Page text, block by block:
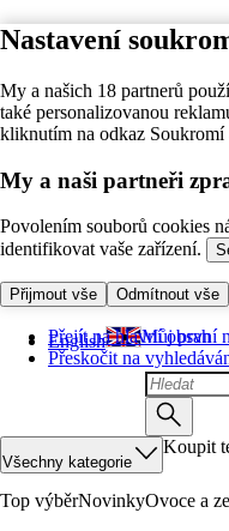
Nastavení
My a našich 18 partnerů
také personalizovanou
kliknutím na odkaz Soukromí
My a naši partneři
Povolením souborů cookies
identifikovat vaše zařízení.
Přijmout vše Odmítnout vše
Přejít na hlavní obsah
Přeskočit na
English Můj první
Všechny kategorie
Koupit
Top výběrNovinkyOvoce a